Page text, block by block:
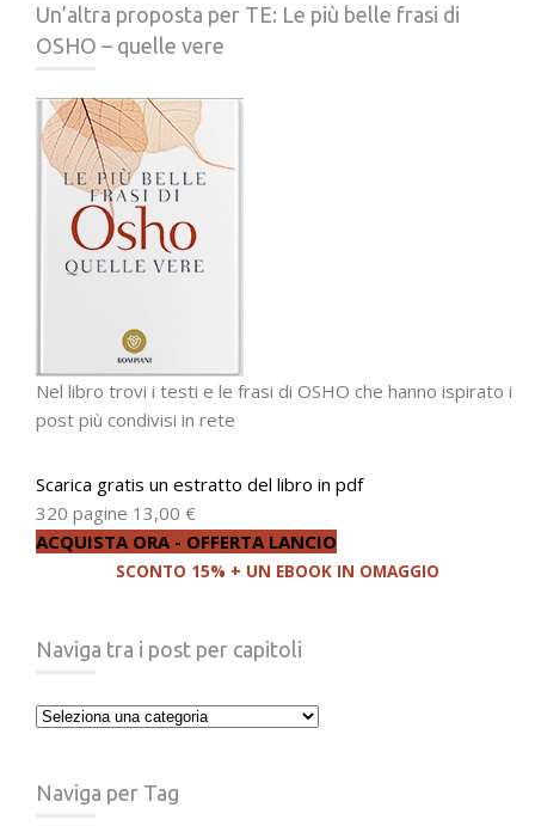
Un’altra proposta per TE: Le più belle frasi di
OSHO – quelle vere
Nel libro trovi i testi e le frasi di OSHO che hanno ispirato i
post più condivisi in rete
Scarica gratis un estratto del libro in pdf
320 pagine 13,00 €
ACQUISTA ORA - OFFERTA LANCIO
SCONTO 15% + UN EBOOK IN OMAGGIO
Naviga tra i post per capitoli
Naviga
post
Naviga per Tag